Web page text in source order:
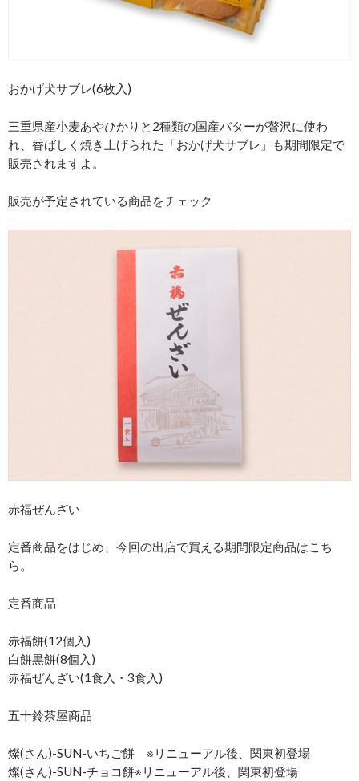
おかげ犬サブレ(6枚入)
三重県産小麦あやひかりと2種類の国産バターが贅沢に使わ
れ、香ばしく焼き上げられた「おかげ犬サブレ」も期間限定で
販売されますよ。
販売が予定されている商品をチェック
赤福ぜんざい
定番商品をはじめ、今回の出店で買える期間限定商品はこち
ら。
定番商品
赤福餅(12個入)
白餅黒餅(8個入)
赤福ぜんざい(1食入・3食入)
五十鈴茶屋商品
燦(さん)-SUN-いちご餅 ※リニューアル後、関東初登場
燦(さん)-SUN-チョコ餅※リニューアル後、関東初登場